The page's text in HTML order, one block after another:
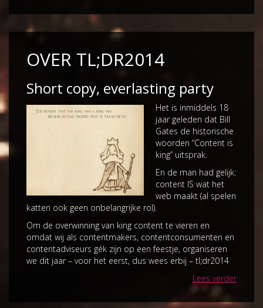
OVER TL;DR2014
Short copy, everlasting party
Het is inmiddels 18
jaar geleden dat Bill
Gates de historische
woorden “Content is
king” uitsprak.
En de man had gelijk:
content IS wat het
web maakt (al spelen
katten ook geen onbelangrijke rol).
Om de overwinning van king content te vieren en
omdat wij als contentmakers, contentconsumenten en
contentadviseurs gék zijn op een feestje, organiseren
we dit jaar – voor het eerst, dus wees erbij – tl;dr2014
Lees verder